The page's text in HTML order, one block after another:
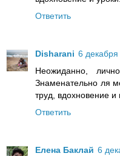
Ответить
Disharani 6 декабря
Неожиданно,
Знаменательно ля
труд, вдохновение
Ответить
Елена Баклай 6